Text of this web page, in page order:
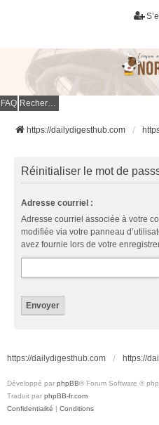
FAQ Rechercher
https://dailydigesthub.com
Réinitialiser le mot de
Adresse courriel :
Adresse courriel associée à votre
modifiée via votre panneau
avez fournie lors de votre
https://dailydigesthub.com https://
Développé par phpBB® Forum Software ©
Traduit par phpBB-fr.com
Confidentialité | Conditions